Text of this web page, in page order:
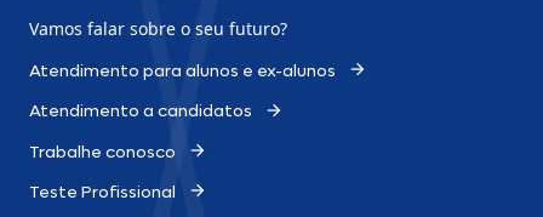
Vamos falar sobre o seu futuro?
Atendimento para alunos e ex-alunos
Atendimento a candidatos
Trabalhe conosco
Teste Profissional